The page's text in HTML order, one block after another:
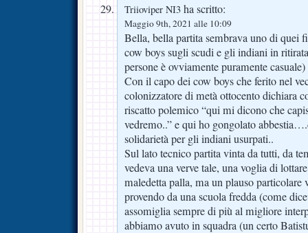
Triioviper NI3 ha scritto:
Maggio 9th, 2021 alle 10:09
Bella, bella partita sembrava uno di quei
cow boys sugli scudi e gli indiani in
persone è ovviamente puramente casuale)
Con il capo dei cow boys che ferito nel
colonizzatore di metà ottocento dichiara
riscatto polemico “qui mi dicono che
vedremo..” e qui ho gongolato
solidarietà per gli indiani usurpati..
Sul lato tecnico partita vinta da tutti, da
vedeva una verve tale, una voglia di
maledetta palla, ma un plauso particolare
provendo da una scuola fredda (come
assomiglia sempre di più al migliore
abbiamo avuto in squadra (un certo